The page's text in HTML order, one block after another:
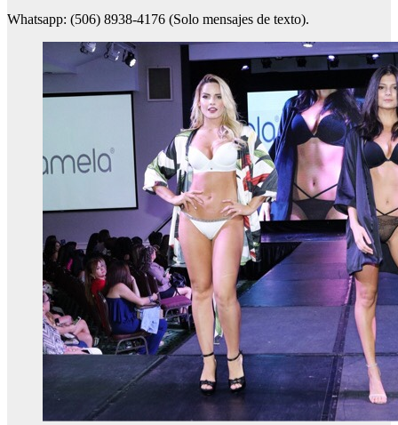
Whatsapp: (506) 8938-4176 (Solo mensajes de texto).